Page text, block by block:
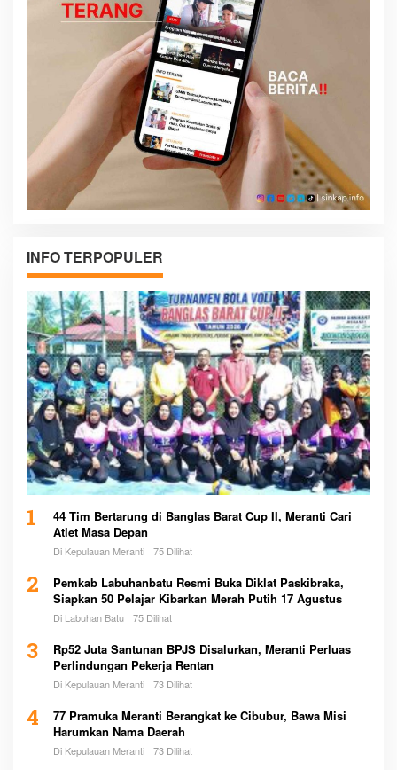
INFO TERPOPULER
1
44 Tim Bertarung di Banglas Barat Cup II, Meranti Cari
Atlet Masa Depan
Di Kepulauan Meranti 75 Dilihat
2
Pemkab Labuhanbatu Resmi Buka Diklat Paskibraka,
Siapkan 50 Pelajar Kibarkan Merah Putih 17 Agustus
Di Labuhan Batu 75 Dilihat
3
Rp52 Juta Santunan BPJS Disalurkan, Meranti Perluas
Perlindungan Pekerja Rentan
Di Kepulauan Meranti 73 Dilihat
4
77 Pramuka Meranti Berangkat ke Cibubur, Bawa Misi
Harumkan Nama Daerah
Di Kepulauan Meranti 73 Dilihat